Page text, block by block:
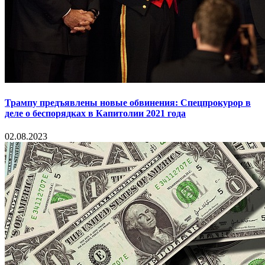
Трампу предъявлены новые обвинения: Спецпрокурор в
деле о беспорядках в Капитолии 2021 года
02.08.2023